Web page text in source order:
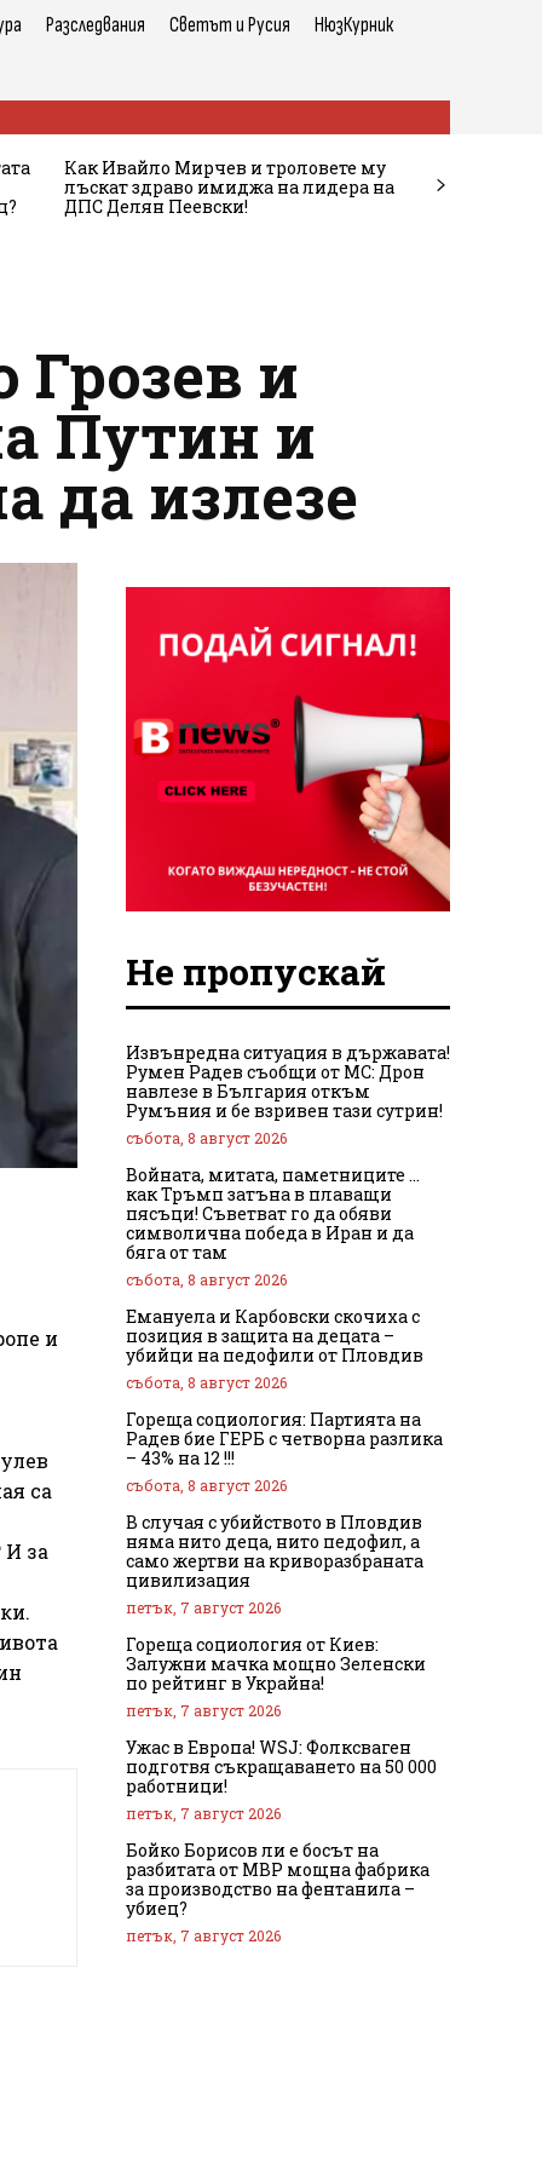
Разследвания Светът и Русия НюзКурник
Как Ивайло Мирчев и троловете му
лъскат здраво имиджа на лидера на
ДПС Делян Пеевски!
Грозев и
Путин и
да излезе
и
са
И за
Не пропускай
Извънредна ситуация в държавата!
Румен Радев съобщи от МС: Дрон
навлезе в България откъм
Румъния и бе взривен тази сутрин!
събота, 8 август 2026
Войната, митата, паметниците …
как Тръмп затъна в плаващи
пясъци! Съветват го да обяви
символична победа в Иран и да
бяга от там
събота, 8 август 2026
Емануела и Карбовски скочиха с
позиция в защита на децата –
убийци на педофили от Пловдив
събота, 8 август 2026
Гореща социология: Партията на
Радев бие ГЕРБ с четворна разлика
– 43% на 12 !!!
събота, 8 август 2026
В случая с убийството в Пловдив
няма нито деца, нито педофил, а
само жертви на криворазбраната
цивилизация
петък, 7 август 2026
Гореща социология от Киев:
Залужни мачка мощно Зеленски
по рейтинг в Украйна!
петък, 7 август 2026
Ужас в Европа! WSJ: Фолксваген
подготвя съкращаването на 50 000
работници!
петък, 7 август 2026
Бойко Борисов ли е босът на
разбитата от МВР мощна фабрика
за производство на фентанила –
убиец?
петък, 7 август 2026